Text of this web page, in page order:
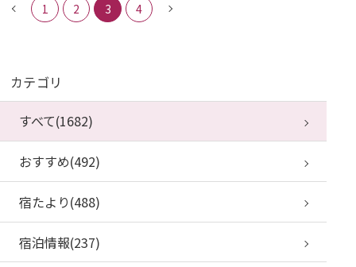
1 2 3 4
カテゴリ
すべて(1682)
おすすめ(492)
宿たより(488)
宿泊情報(237)